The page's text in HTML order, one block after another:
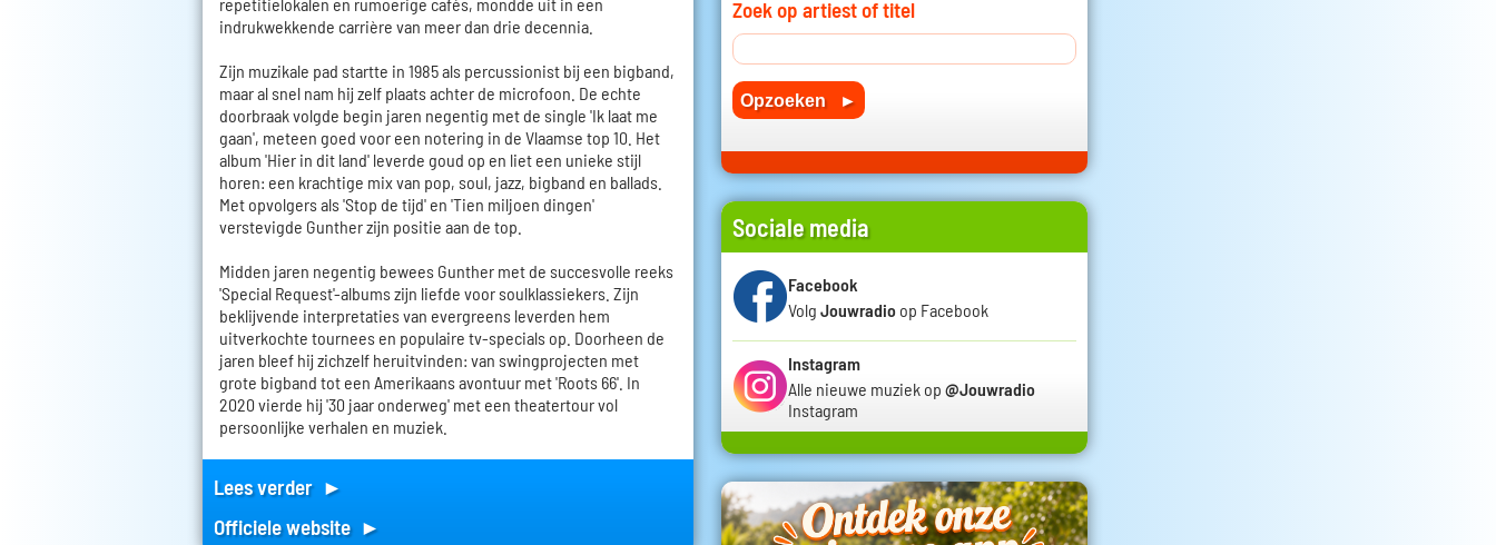
indrukwekkende carrière van meer dan drie decennia.
Zijn muzikale pad startte in 1985 als percussionist bij een bigband,
maar al snel nam hij zelf plaats achter de microfoon. De echte
doorbraak volgde begin jaren negentig met de single 'Ik laat me
gaan', meteen goed voor een notering in de Vlaamse top 10. Het
album 'Hier in dit land' leverde goud op en liet een unieke stijl
horen: een krachtige mix van pop, soul, jazz, bigband en ballads.
Met opvolgers als 'Stop de tijd' en 'Tien miljoen dingen'
verstevigde Gunther zijn positie aan de top.
Midden jaren negentig bewees Gunther met de succesvolle reeks
'Special Request'-albums zijn liefde voor soulklassiekers. Zijn
beklijvende interpretaties van evergreens leverden hem
uitverkochte tournees en populaire tv-specials op. Doorheen de
jaren bleef hij zichzelf heruitvinden: van swingprojecten met
grote bigband tot een Amerikaans avontuur met 'Roots 66'. In
2020 vierde hij '30 jaar onderweg' met een theatertour vol
persoonlijke verhalen en muziek.
Lees verder ►
Officiele website ►
Zoek op artiest of titel
Sociale media
Facebook
Volg Jouwradio op Facebook
Instagram
Alle nieuwe muziek op @Jouwradio
Instagram